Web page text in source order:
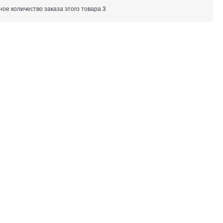
количество заказа этого товара 3